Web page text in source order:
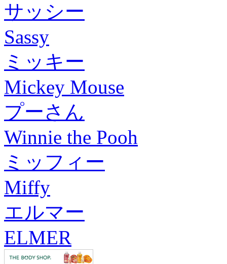
サッシー
Sassy
ミッキー
Mickey Mouse
プーさん
Winnie the Pooh
ミッフィー
Miffy
エルマー
ELMER